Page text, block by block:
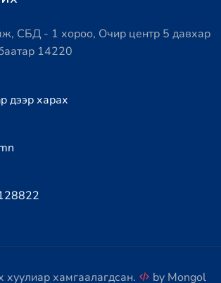
СБД - 1 хороо, Очир центр 5 давхар
14220
дээр харах
хамгаалагдсан. by Mongol